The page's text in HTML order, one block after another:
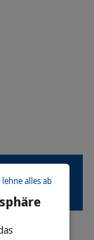
lehne alles ab